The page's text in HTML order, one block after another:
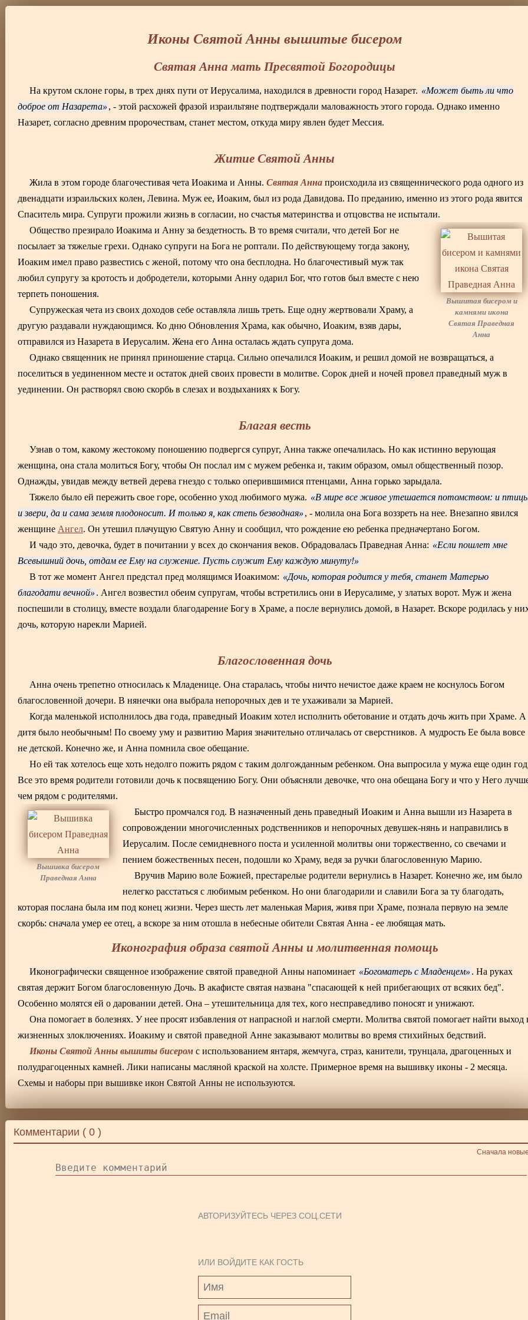
Иконы Святой Анны вышитые бисером
Святая Анна мать Пресвятой Богородицы
На крутом склоне горы, в трех днях пути от Иерусалима, находился в древности город Назарет.
Может быть ли что
доброе от Назарета
, - этой расхожей фразой израильтяне подтверждали маловажность этого города. Однако именно
Назарет, согласно древним пророчествам, станет местом, откуда миру явлен будет Мессия.
Житие Святой Анны
Жила в этом городе благочестивая чета Иоакима и Анны. Святая Аннапроисходила из священнического рода одного из
двенадцати израильских колен, Левина. Муж ее, Иоаким, был из рода Давидова. По преданию, именно из этого рода явится
Спаситель мира. Супруги прожили жизнь в согласии, но счастья материнства и отцовства не испытали.
Вышитая бисером и
камнями икона
Святая Праведная
Анна
Общество презирало Иоакима и Анну за бездетность. В то время считали, что детей Бог не
посылает за тяжелые грехи. Однако супруги на Бога не роптали. По действующему тогда закону,
Иоаким имел право развестись с женой, потому что она бесплодна. Но благочестивый муж так
любил супругу за кротость и добродетели, которыми Анну одарил Бог, что готов был вместе с нею
терпеть поношения.
Супружеская чета из своих доходов себе оставляла лишь треть. Еще одну жертвовали Храму, а
другую раздавали нуждающимся. Ко дню Обновления Храма, как обычно, Иоаким, взяв дары,
отправился из Назарета в Иерусалим. Жена его Анна осталась ждать супруга дома.
Однако священник не принял приношение старца. Сильно опечалился Иоаким, и решил домой не возвращаться, а
поселиться в уединенном месте и остаток дней своих провести в молитве. Сорок дней и ночей провел праведный муж в
уединении. Он растворял свою скорбь в слезах и воздыханиях к Богу.
Благая весть
Узнав о том, какому жестокому поношению подвергся супруг, Анна также опечалилась. Но как истинно верующая
женщина, она стала молиться Богу, чтобы Он послал им с мужем ребенка и, таким образом, омыл общественный позор.
Однажды, увидав между ветвей дерева гнездо с только оперившимися птенцами, Анна горько зарыдала.
Тяжело было ей пережить свое горе, особенно уход любимого мужа.
В мире все живое утешается потомством: и
и звери, да и сама земля плодоносит. И только я, как степь безводная
, - молила она Бога воззреть на нее. Внезапно явился
женщине Ангел. Он утешил плачущую Святую Анну и сообщил, что рождение ею ребенка предначертано Богом.
И чадо это, девочка, будет в почитании у всех до скончания веков. Обрадовалась Праведная Анна:
Если пошлет мне
Всевышний дочь, отдам ее Ему на служение. Пусть служит Ему каждую минуту!
В тот же момент Ангел предстал пред молящимся Иоакимом:
Дочь, которая родится у тебя, станет Матерью
благодати вечной
. Ангел возвестил обеим супругам, чтобы встретились они в Иерусалиме, у златых ворот. Муж и жена
поспешили в столицу, вместе воздали благодарение Богу в Храме, а после вернулись домой, в Назарет. Вскоре родилась у
дочь, которую нарекли Марией.
Благословенная дочь
Анна очень трепетно относилась к Младенице. Она старалась, чтобы ничто нечистое даже краем не коснулось Богом
благословенной дочери. В нянечки она выбрала непорочных дев и те ухаживали за Марией.
Когда маленькой исполнилось два года, праведный Иоаким хотел исполнить обетование и отдать дочь жить при Храме. А
дитя было необычным! По своему уму и развитию Мария значительно отличалась от сверстников. А мудрость Ее была вовсе
не детской. Конечно же, и Анна помнила свое обещание.
Но ей так хотелось еще хоть недолго пожить рядом с таким долгожданным ребенком. Она выпросила у мужа еще один
Все это время родители готовили дочь к посвящению Богу. Они объясняли девочке, что она обещана Богу и что у Него
чем рядом с родителями.
Вышивка бисером
Праведная Анна
Быстро промчался год. В назначенный день праведный Иоаким и Анна вышли из Назарета в
сопровождении многочисленных родственников и непорочных девушек-нянь и направились в
Иерусалим. После семидневного поста и усиленной молитвы они торжественно, со свечами и
пением божественных песен, подошли ко Храму, ведя за ручки благословенную Марию.
Вручив Марию воле Божией, престарелые родители вернулись в Назарет. Конечно же, им было
нелегко расстаться с любимым ребенком. Но они благодарили и славили Бога за ту благодать,
которая послана была им под конец жизни. Через шесть лет маленькая Мария, живя при Храме, познала первую на земле
скорбь: сначала умер ее отец, а вскоре за ним отошла в небесные обители Святая Анна - ее любящая мать.
Иконография образа святой Анны и молитвенная помощь
Иконографически священное изображение святой праведной Анны напоминает Богоматерь с Младенцем
. На руках
святая держит Богом благословенную Дочь. В акафисте святая названа "спасающей к ней прибегающих от всяких бед".
Особенно молятся ей о даровании детей. Она – утешительница для тех, кого несправедливо поносят и унижают.
Она помогает в болезнях. У нее просят избавления от напрасной и наглой смерти. Молитва святой помогает найти выход
жизненных злоключениях. Иоакиму и святой праведной Анне заказывают молитвы во время стихийных бедствий.
Иконы Святой Анны вышиты бисеромс использованием янтаря, жемчуга, страз, канители, трунцала, драгоценных и
полудрагоценных камней. Лики написаны масляной краской на холсте. Примерное время на вышивку иконы - 2 месяца.
Схемы и наборы при вышивке икон Святой Анны не используются.
Комментарии ( 0)
Сначала
АВТОРИЗУЙТЕСЬ ЧЕРЕЗ СОЦ.СЕТИ
ИЛИ ВОЙДИТЕ КАК ГОСТЬ